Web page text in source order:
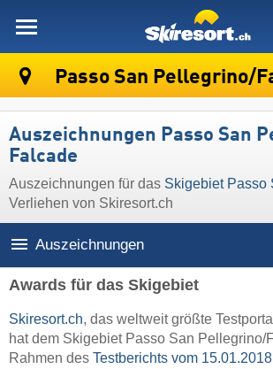
Passo San Pellegrino/​
Auszeichnungen Passo San
Falcade
Auszeichnungen für das Skigebiet Passo
Verliehen von Skiresort.ch
Auszeichnungen
Awards für das Skigebiet
Skiresort.ch, das weltweit größte
hat dem Skigebiet Passo San Pellegrino/​
Rahmen des Testberichts vom 15.01.2018